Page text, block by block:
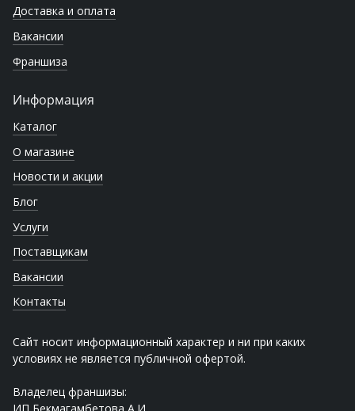
Доставка и оплата
Вакансии
Франшиза
Информация
Каталог
О магазине
Новости и акции
Блог
Услуги
Поставщикам
Вакансии
Контакты
Сайт носит информационный характер и ни при каких
условиях не является публичной офертой.
Владелец франшизы: